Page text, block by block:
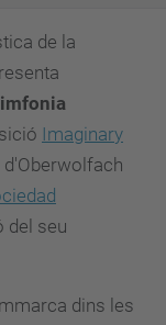
de la
Imaginary
del seu
dins les